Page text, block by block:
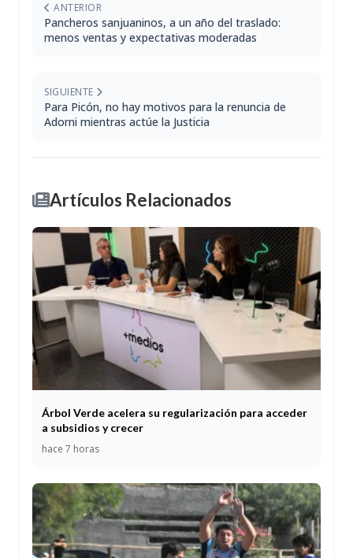
ANTERIOR
Pancheros sanjuaninos, a un año del traslado:
menos ventas y expectativas moderadas
SIGUIENTE
Para Picón, no hay motivos para la renuncia de
Adorni mientras actúe la Justicia
Artículos Relacionados
Árbol Verde acelera su regularización para acceder
a subsidios y crecer
hace 7 horas